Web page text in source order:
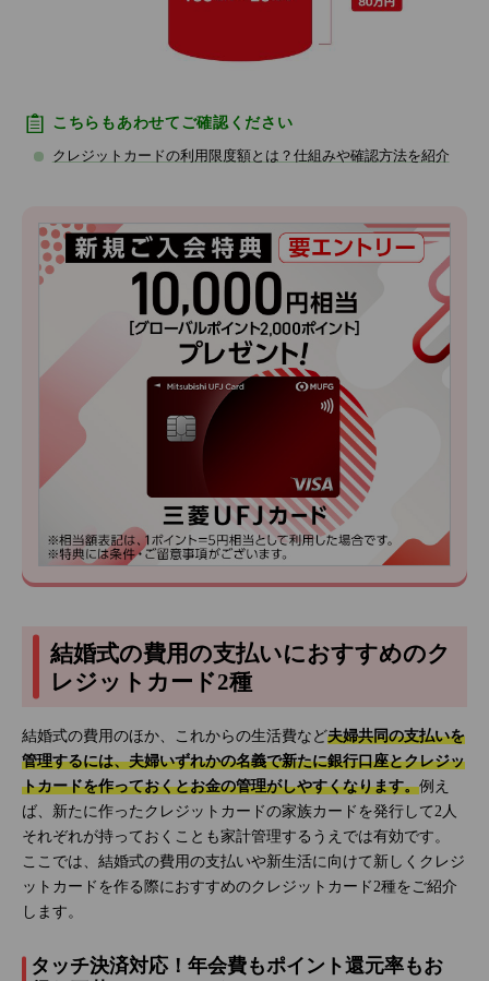
こちらもあわせてご確認ください
クレジットカードの利用限度額とは？仕組みや確認方法を紹介
結婚式の費用の支払いにおすすめのク
レジットカード2種
結婚式の費用のほか、これからの生活費など夫婦共同の支払いを
管理するには、夫婦いずれかの名義で新たに銀行口座とクレジッ
トカードを作っておくとお金の管理がしやすくなります。例え
ば、新たに作ったクレジットカードの家族カードを発行して2人
それぞれが持っておくことも家計管理するうえでは有効です。
ここでは、結婚式の費用の支払いや新生活に向けて新しくクレジ
ットカードを作る際におすすめのクレジットカード2種をご紹介
します。
タッチ決済対応！年会費もポイント還元率もお